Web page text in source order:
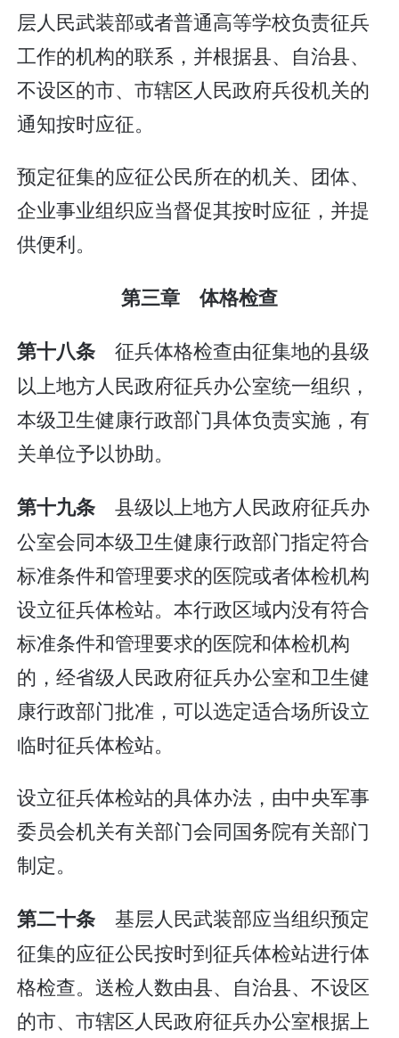
层人民武装部或者普通高等学校负责征兵
工作的机构的联系，并根据县、自治县、
不设区的市、市辖区人民政府兵役机关的
通知按时应征。
预定征集的应征公民所在的机关、团体、
企业事业组织应当督促其按时应征，并提
供便利。
第三章 体格检查
第十八条 征兵体格检查由征集地的县级
以上地方人民政府征兵办公室统一组织，
本级卫生健康行政部门具体负责实施，有
关单位予以协助。
第十九条 县级以上地方人民政府征兵办
公室会同本级卫生健康行政部门指定符合
标准条件和管理要求的医院或者体检机构
设立征兵体检站。本行政区域内没有符合
标准条件和管理要求的医院和体检机构
的，经省级人民政府征兵办公室和卫生健
康行政部门批准，可以选定适合场所设立
临时征兵体检站。
设立征兵体检站的具体办法，由中央军事
委员会机关有关部门会同国务院有关部门
制定。
第二十条 基层人民武装部应当组织预定
征集的应征公民按时到征兵体检站进行体
格检查。送检人数由县、自治县、不设区
的市、市辖区人民政府征兵办公室根据上